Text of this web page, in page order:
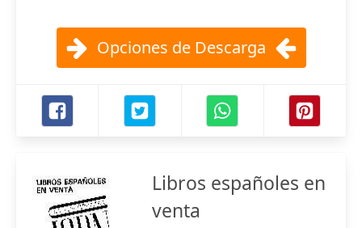
Opciones de Descarga
Libros españoles en
venta